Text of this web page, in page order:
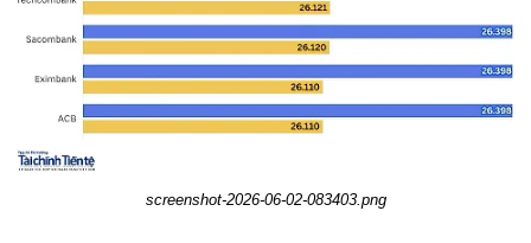
screenshot-2026-06-02-083403.png